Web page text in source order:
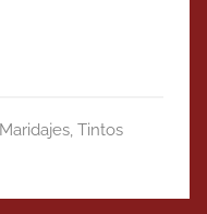
Maridajes, Tintos